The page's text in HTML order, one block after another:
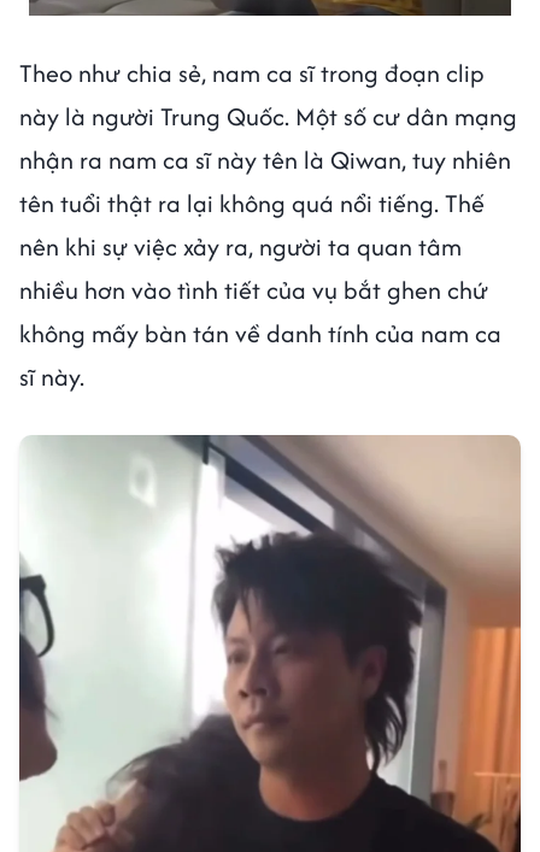
Theo như chia sẻ, nam ca sĩ trong đoạn clip
này là người Trung Quốc. Một số cư dân mạng
nhận ra nam ca sĩ này tên là Qiwan, tuy nhiên
tên tuổi thật ra lại không quá nổi tiếng. Thế
nên khi sự việc xảy ra, người ta quan tâm
nhiều hơn vào tình tiết của vụ bắt ghen chứ
không mấy bàn tán về danh tính của nam ca
sĩ này.